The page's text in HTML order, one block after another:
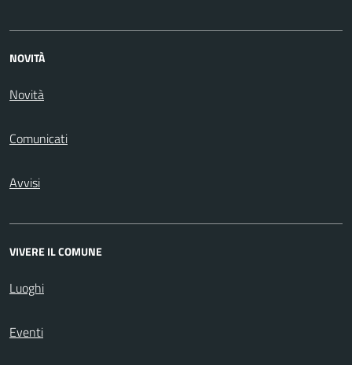
NOVITÀ
Novità
Comunicati
Avvisi
VIVERE IL COMUNE
Luoghi
Eventi